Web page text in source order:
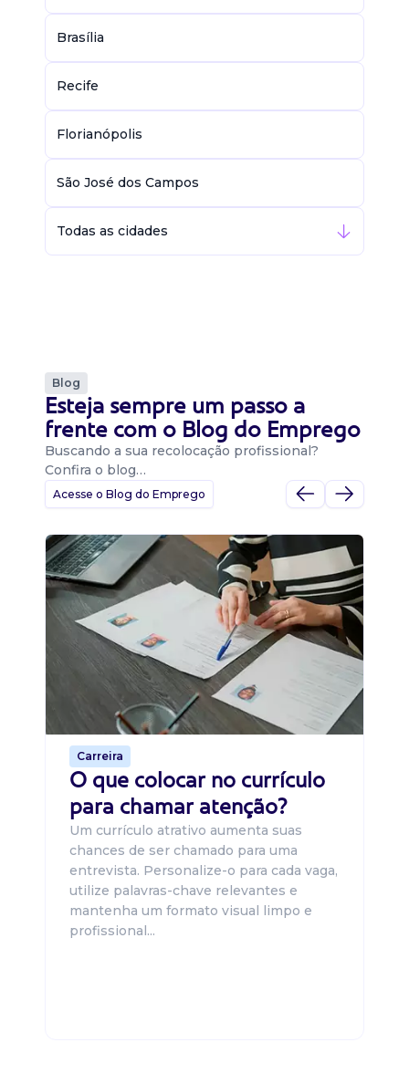
Brasília
Recife
Florianópolis
São José dos Campos
Todas as cidades
Blog
Esteja sempre um passo a
frente com o Blog do Emprego
Buscando a sua recolocação profissional?
Confira o blog…
Acesse o Blog do Emprego
Carreira
O que colocar no currículo
para chamar atenção?
Um currículo atrativo aumenta suas
chances de ser chamado para uma
entrevista. Personalize-o para cada vaga,
utilize palavras-chave relevantes e
mantenha um formato visual limpo e
profissional...